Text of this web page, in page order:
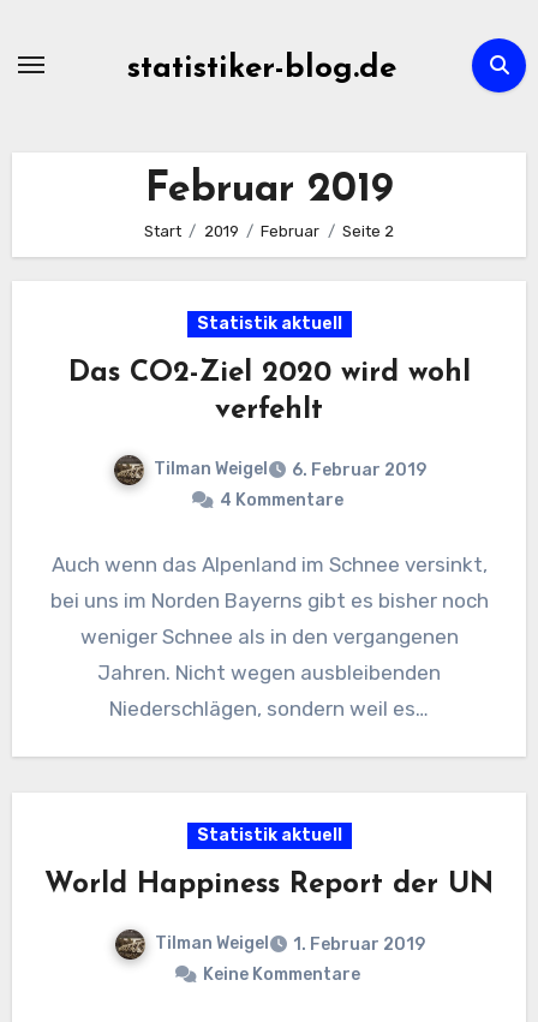
statistiker-blog.de
Februar 2019
Start 2019 Februar Seite 2
Statistik aktuell
Das CO2-Ziel 2020 wird wohl
verfehlt
Tilman Weigel
6. Februar 2019
4 Kommentare
Auch wenn das Alpenland im Schnee versinkt,
bei uns im Norden Bayerns gibt es bisher noch
weniger Schnee als in den vergangenen
Jahren. Nicht wegen ausbleibenden
Niederschlägen, sondern weil es…
Statistik aktuell
World Happiness Report der UN
Tilman Weigel
1. Februar 2019
Keine Kommentare